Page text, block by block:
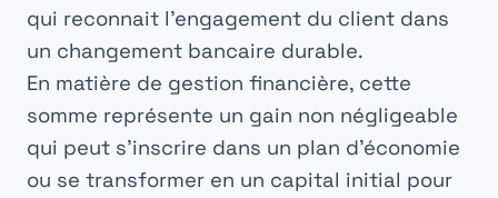
qui reconnait l’engagement du client dans
un changement bancaire durable.
En matière de gestion financière, cette
somme représente un gain non négligeable
qui peut s’inscrire dans un plan d’économie
ou se transformer en un capital initial pour